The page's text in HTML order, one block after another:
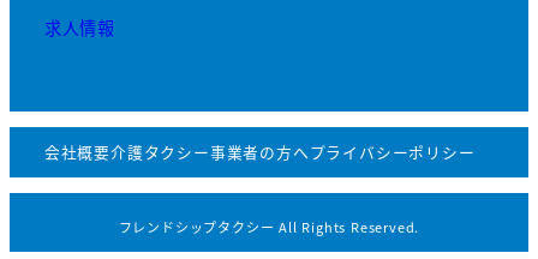
求人情報
会社概要介護タクシー事業者の方へプライバシーポリシー
フレンドシップタクシー All Rights Reserved.